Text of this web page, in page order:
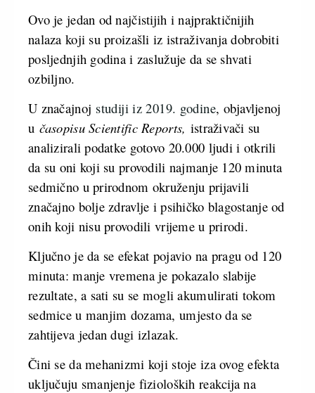
Ovo je jedan od najčistijih i najpraktičnijih
nalaza koji su proizašli iz istraživanja dobrobiti
posljednjih godina i zaslužuje da se shvati
ozbiljno.
U značajnoj studiji iz 2019. godine, objavljenoj
u časopisu Scientific Reports, istraživači su
analizirali podatke gotovo 20.000 ljudi i otkrili
da su oni koji su provodili najmanje 120 minuta
sedmično u prirodnom okruženju prijavili
značajno bolje zdravlje i psihičko blagostanje od
onih koji nisu provodili vrijeme u prirodi.
Ključno je da se efekat pojavio na pragu od 120
minuta: manje vremena je pokazalo slabije
rezultate, a sati su se mogli akumulirati tokom
sedmice u manjim dozama, umjesto da se
zahtijeva jedan dugi izlazak.
Čini se da mehanizmi koji stoje iza ovog efekta
uključuju smanjenje fizioloških reakcija na